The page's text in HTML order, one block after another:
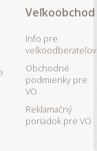
Veľkoobchod
Info pre
veľkoodberateľov
Obchodné
podmienky pre
VO
Reklamačný
poriadok pre VO